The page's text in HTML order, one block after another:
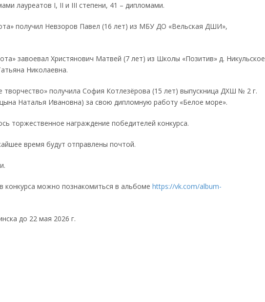
лауреатов I, II и III степени, 41 – дипломами.
получил Невзоров Павел (16 лет) из МБУ ДО «Вельская ДШИ»,
завоевал Христянович Матвей (7 лет) из Школы «Позитив» д. Никульское
Николаевна.
получила София Котлезёрова (15 лет) выпускница ДХШ № 2 г.
Наталья Ивановна) за свою дипломную работу «Белое море».
торжественное награждение победителей конкурса.
время будут отправлены почтой.
конкурса можно познакомиться в альбоме https://vk.com/album-
до 22 мая 2026 г.